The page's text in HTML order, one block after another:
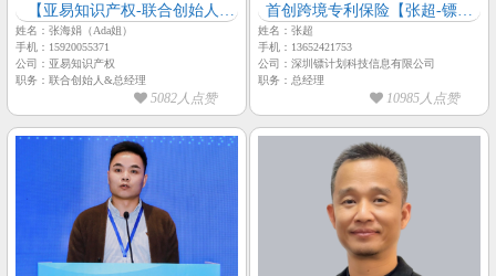
【亚易知识产权-联合创始人-
Ada姐】
姓名：张海娟（Ada姐）
手机：15920055371
公司：亚易知识产权
职务：联合创始人&总经理
5082人点赞
首创跨境专利保险【张超-镖计
姓名：张超
手机：13652421753
公司：深圳镖计划科技信息有限公司
职务：总经理
10985人点赞